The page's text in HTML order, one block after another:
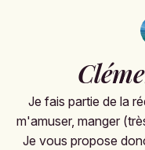
Je fais partie de la
m'amuser, manger
Je vous propose